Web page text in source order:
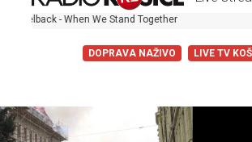
When We Stand Together
DOPRAVA NAŽIVO LIVE TV